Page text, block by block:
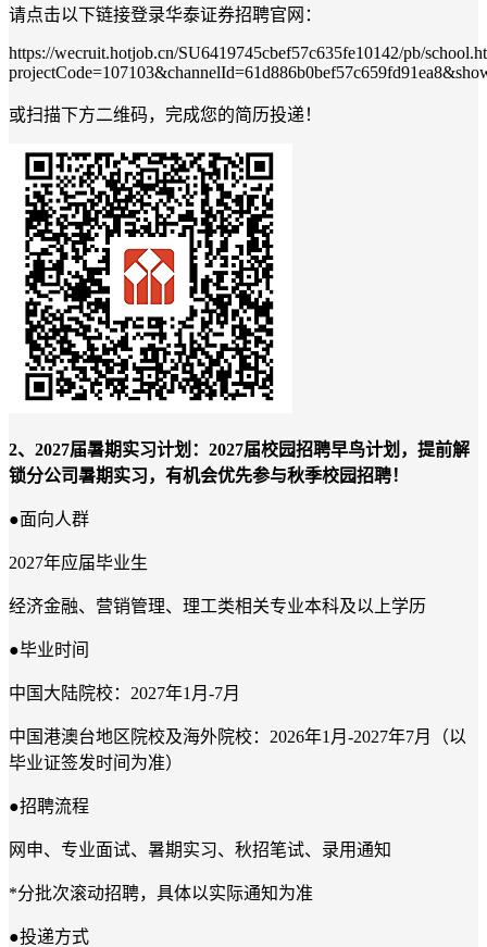
请点击以下链接登录华泰证券招聘官网：
https://wecruit.hotjob.cn/SU6419745cbef57c635fe10142/pb/
或扫描下方二维码，完成您的简历投递！
2、 2027届暑期实习计划 ：2027届校园招聘早鸟计划，提前解
锁分公司暑期实习，有机会优先参与秋季校园招聘！
●面向人群
2027年应届毕业生
经济金融、营销管理、理工类相关专业本科及以上学历
●毕业时间
中国大陆院校：2027年1月-7月
中国港澳台地区院校及海外院校：2026年1月-2027年7月（以
毕业证签发时间为准）
●招聘流程
网申、专业面试、暑期实习、秋招笔试、录用通知
*分批次滚动招聘，具体以实际通知为准
●投递方式